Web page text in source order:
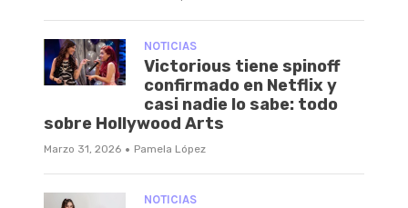
NOTICIAS
Victorious tiene spinoff
confirmado en Netflix y
casi nadie lo sabe: todo
sobre Hollywood Arts
Marzo 31, 2026 · Pamela López
NOTICIAS